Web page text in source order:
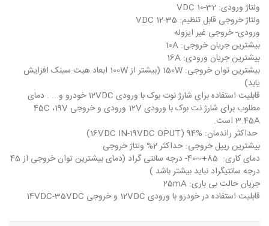
ولتاژ ورودی: VDC 10-32
ولتاژ خروجی قابل تنظیم: VDC 12-35
ورودی- خروجی غیر ایزوله
بیشترین جریان خروجی: 10A
بیشترین جریان ورودی: 16A
بیشترین توان خروجی: 150W (بیشتر از 100W ابعاد هیت سینک افزایش
یابد)
قابلیت استفاده برای شارژ نوت بوک با ورودی 12VDC خودرو و... . دمای
مطلوب برای شارژ نت بوک با ورودی 12V ورودی و خروجی 45C ،19V
3.45A است.
حداکثر راندمان: %94 (16VDC IN-19VDC OPUT)
بیشترین ریپل خروجی: حداکثر 2% ولتاژ خروجی
دمای کاری: 85+~40- درجه سانتی گراد (دمای بیشترین توان خروجی از 45
درجه سانتیگراد نباید بیشتر باشد )
جریان حالت بی باری: 25mA
قابلیت استفاده در خودرو با ورودی 12VDC و خروجی 14VDC-35VDC